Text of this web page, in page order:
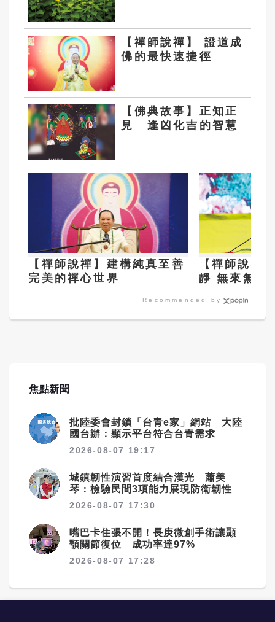
【禪師說禪】 證道成
佛的最快速捷徑
【佛典故事】正知正
見 逢凶化吉的智慧
【禪師說禪】建構純真至善
完美的禪心世界
【禪師說禪
靜 無來無去
Recommended by
焦點新聞
批陸委會封鎖「台青e家」網站 大陸
國台辦：顯示平台符合台青需求
2026-08-07 19:17
城鎮韌性演習首度結合漢光 蕭美
琴：檢驗民間3項能力展現防衛韌性
2026-08-07 17:30
嘴巴卡住張不開！長庚微創手術讓顳
顎關節復位 成功率達97%
2026-08-07 17:28